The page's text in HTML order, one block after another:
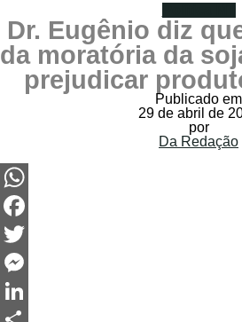
Dr. Eugênio diz
da moratória da
prejudicar
Publicado em
29 de abril de
por
Da Redação
WhatsApp
Facebook
Twitter
Messenger
LinkedIn